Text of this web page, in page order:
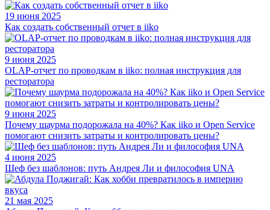
19 июня 2025
Как создать собственный отчет в iiko
9 июня 2025
OLAP-отчет по проводкам в iiko: полная инструкция для
ресторатора
9 июня 2025
Почему шаурма подорожала на 40%? Как iiko и Open Service
помогают снизить затраты и контролировать цены?
4 июня 2025
Шеф без шаблонов: путь Андрея Ли и философия UNA
21 мая 2025